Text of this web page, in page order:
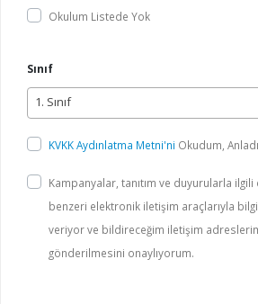
Okulum Listede Yok
Sınıf
1. Sınıf
KVKK Aydınlatma Metni'ni Okudum,
Kampanyalar, tanıtım ve duyurularla
benzeri elektronik iletişim araçlarıyla
veriyor ve bildireceğim iletişim
gönderilmesini onaylıyorum.